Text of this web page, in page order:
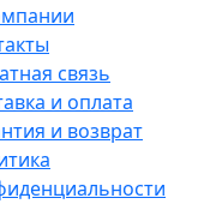
связь
и оплата
и возврат